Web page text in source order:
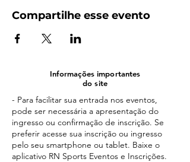
Compartilhe esse evento
Informações importantes
do site
- Para facilitar sua entrada nos eventos,
pode ser necessária a apresentação do
ingresso ou confirmação de inscrição. Se
preferir acesse sua inscrição ou ingresso
pelo seu smartphone ou tablet. Baixe o
aplicativo RN Sports Eventos e Inscrições.